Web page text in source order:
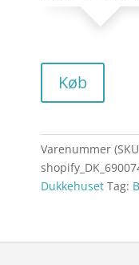
Køb
Varenummer
Dukkehuset Tag: